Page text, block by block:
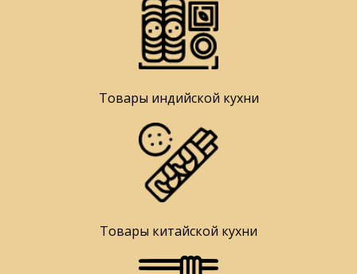
Товары индийской кухни
Товары китайской кухни